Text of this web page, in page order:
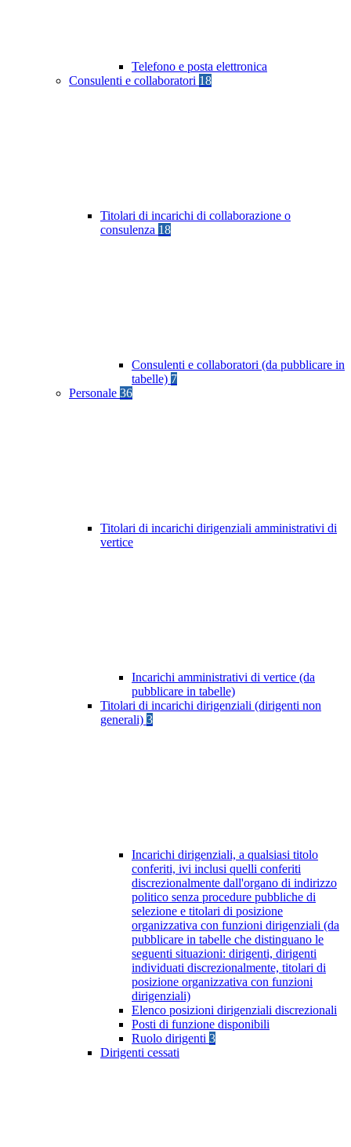
Telefono e posta elettronica
Consulenti e collaboratori 18
Titolari di incarichi di collaborazione o
consulenza 18
Consulenti e collaboratori (da pubblicare in
tabelle) 7
Personale 36
Titolari di incarichi dirigenziali amministrativi di
vertice
Incarichi amministrativi di vertice (da
pubblicare in tabelle)
Titolari di incarichi dirigenziali (dirigenti non
generali) 3
Incarichi dirigenziali, a qualsiasi titolo
conferiti, ivi inclusi quelli conferiti
discrezionalmente dall'organo di indirizzo
politico senza procedure pubbliche di
selezione e titolari di posizione
organizzativa con funzioni dirigenziali (da
pubblicare in tabelle che distinguano le
seguenti situazioni: dirigenti, dirigenti
individuati discrezionalmente, titolari di
posizione organizzativa con funzioni
dirigenziali)
Elenco posizioni dirigenziali discrezionali
Posti di funzione disponibili
Ruolo dirigenti 3
Dirigenti cessati